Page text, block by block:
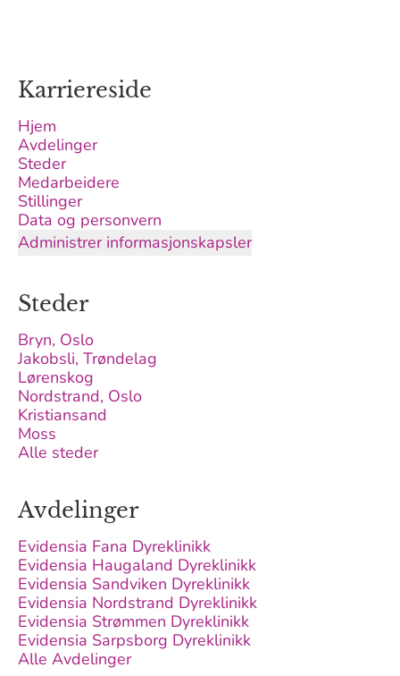
Karriereside
Hjem
Avdelinger
Steder
Medarbeidere
Stillinger
Data og personvern
Administrer informasjonskapsler
Steder
Bryn, Oslo
Jakobsli, Trøndelag
Lørenskog
Nordstrand, Oslo
Kristiansand
Moss
Alle steder
Avdelinger
Evidensia Fana Dyreklinikk
Evidensia Haugaland Dyreklinikk
Evidensia Sandviken Dyreklinikk
Evidensia Nordstrand Dyreklinikk
Evidensia Strømmen Dyreklinikk
Evidensia Sarpsborg Dyreklinikk
Alle Avdelinger